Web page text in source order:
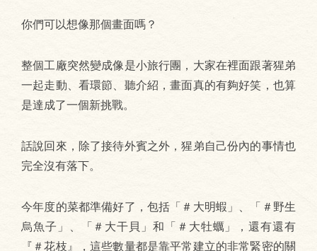
你們可以想像那個畫面嗎？
整個工廠突然變成像是小旅行團，大家在裡面跟著猩弟
一起走動、看環節、聽介紹，畫面真的有夠好笑，也算
是達成了一個新挑戰。
話說回來，除了接待外賓之外，猩弟自己份內的事情也
完全沒有落下。
今年度的菜都準備好了，包括「＃大明蝦」、「＃野生
烏魚子」、「＃大干貝」和「＃大牡蠣」，還有還有
『＃花枝』，這些數量都是靠平常建立的非常緊密的關